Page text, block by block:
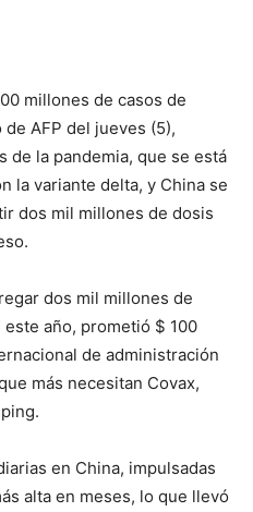
millones de casos de
AFP del jueves (5),
de la pandemia, que se está
la variante delta, y China se
dos mil millones de dosis
dos mil millones de
este año, prometió $ 100
de administración
más necesitan Covax,
en China, impulsadas
alta en meses, lo que llevó